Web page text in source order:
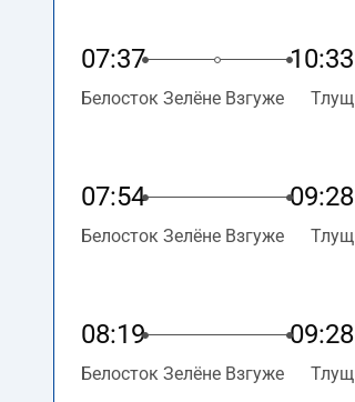
07:37 10:33
Белосток Зелёне Взгуже Тлущ
07:54 09:28
Белосток Зелёне Взгуже Тлущ
08:19 09:28
Белосток Зелёне Взгуже Тлущ